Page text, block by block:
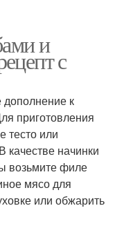
и
с
к
приготовления
тесто или
начинки
возьмите филе
мясо для
или обжарить